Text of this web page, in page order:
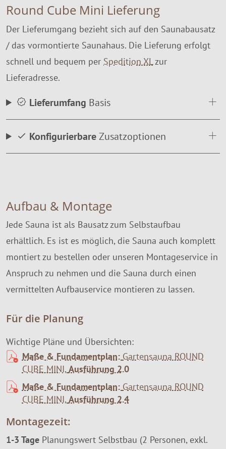
Round Cube Mini Lieferung
Der Lieferumgang bezieht sich auf den Saunabausatz
/ das vormontierte Saunahaus. Die Lieferung erfolgt
schnell und bequem per Spedition XL zur
Lieferadresse.
Lieferumfang Basis
KonfigurierbareZusatzoptionen
Aufbau & Montage
Jede Sauna ist als Bausatz zum Selbstaufbau
erhältlich. Es ist es möglich, die Sauna auch komplett
montiert zu bestellen oder unseren Montageservice in
Anspruch zu nehmen und die Sauna durch einen
vermittelten Aufbauservice montieren zu lassen.
Für die Planung
Wichtige Pläne und Übersichten:
Maße & Fundamentplan: Gartensauna ROUND
CUBE MINI, Ausführung 2.0
Maße & Fundamentplan: Gartensauna ROUND
CUBE MINI, Ausführung 2.4
Montagezeit:
1-3 Tage Planungswert Selbstbau (2 Personen, exkl.